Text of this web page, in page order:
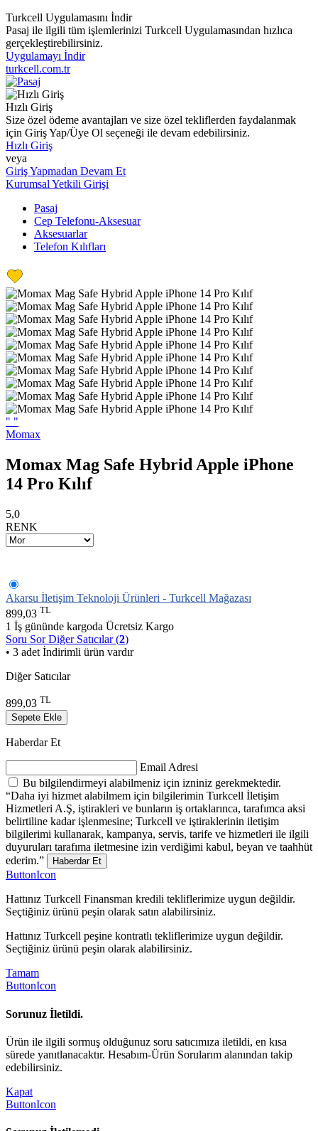
Turkcell Uygulamasını İndir
Pasaj ile ilgili tüm işlemlerinizi Turkcell Uygulamasından hızlıca
gerçekleştirebilirsiniz.
Uygulamayı İndir
turkcell.com.tr
Hızlı Giriş
Size özel ödeme avantajları ve size özel tekliflerden faydalanmak
için Giriş Yap/Üye Ol seçeneği ile devam edebilirsiniz.
Hızlı Giriş
veya
Giriş Yapmadan Devam Et
Kurumsal Yetkili Girişi
Pasaj
Cep Telefonu-Aksesuar
Aksesuarlar
Telefon Kılıfları
" "
Momax
Momax Mag Safe Hybrid Apple iPhone
14 Pro Kılıf
5,0
RENK
Akarsu İletişim Teknoloji Ürünleri - Turkcell Mağazası
899,03 TL
1 İş gününde kargoda Ücretsiz Kargo
Soru SorDiğer Satıcılar (2)
• 3 adet İndirimli ürün vardır
Diğer Satıcılar
899,03 TL
Sepete Ekle
Haberdar Et
Email Adresi
Bu bilgilendirmeyi alabilmeniz için izniniz gerekmektedir.
“Daha iyi hizmet alabilmem için bilgilerimin Turkcell İletişim
Hizmetleri A.Ş, iştirakleri ve bunların iş ortaklarınca, tarafımca aksi
belirtiline kadar işlenmesine; Turkcell ve iştiraklerinin iletişim
bilgilerimi kullanarak, kampanya, servis, tarife ve hizmetleri ile ilgili
duyuruları tarafıma iletmesine izin verdiğimi kabul, beyan ve taahhüt
ederim.”
Haberdar Et
ButtonIcon
Hattınız Turkcell Finansman kredili tekliflerimize uygun değildir.
Seçtiğiniz ürünü peşin olarak satın alabilirsiniz.
Hattınız Turkcell peşine kontratlı tekliflerimize uygun değildir.
Seçtiğiniz ürünü peşin olarak alabilirsiniz.
Tamam
ButtonIcon
Sorunuz İletildi.
Ürün ile ilgili sormuş olduğunuz soru satıcımıza iletildi, en kısa
sürede yanıtlanacaktır. Hesabım-Ürün Sorularım alanından takip
edebilirsiniz.
Kapat
ButtonIcon